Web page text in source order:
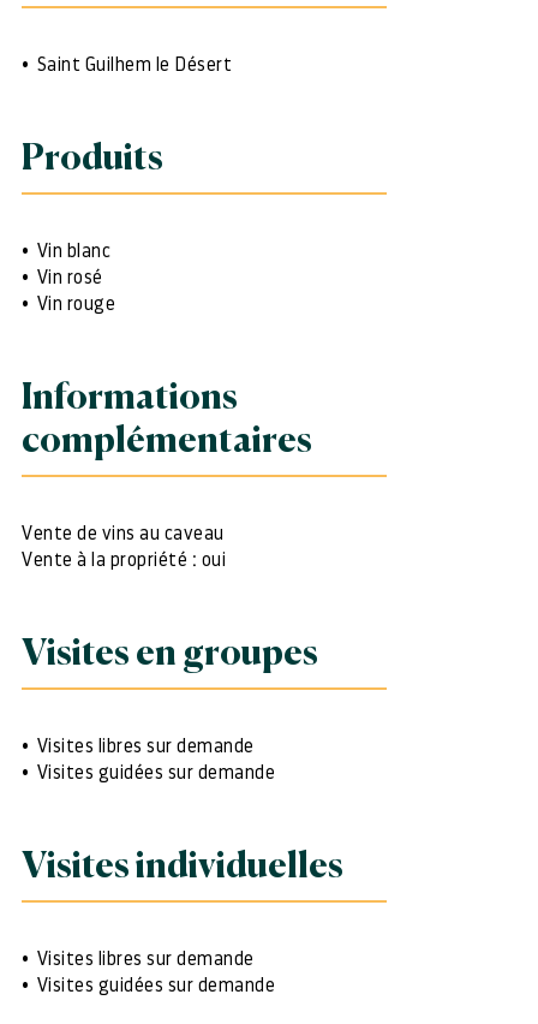
Saint Guilhem le Désert
Produits
Vin blanc
Vin rosé
Vin rouge
Informations
complémentaires
Vente de vins au caveau
Vente à la propriété : oui
Visites en groupes
Visites libres sur demande
Visites guidées sur demande
Visites individuelles
Visites libres sur demande
Visites guidées sur demande